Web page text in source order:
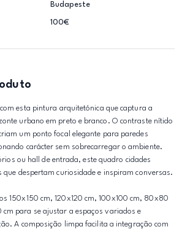
Budapeste
100€
esta pintura arquitetónica que captura a
urbano em preto e branco. O contraste nítido
um ponto focal elegante para paredes
carácter sem sobrecarregar o ambiente.
ou hall de entrada, este quadro cidades
que despertam curiosidade e inspiram conversas.
150x150 cm, 120x120 cm, 100x100 cm, 80x80
para se ajustar a espaços variados e
A composição limpa facilita a integração com